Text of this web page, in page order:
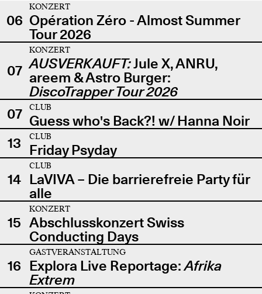
06
KONZERT
Opération Zéro - Almost Summer
Tour 2026
07
KONZERT
AUSVERKAUFT:Jule X, ANRU,
areem & Astro Burger:
DiscoTrapper Tour 2026
07
CLUB
Guess who's Back?! w/ Hanna Noir
13
CLUB
Friday Psyday
14
CLUB
LaVIVA – Die barrierefreie Party für
alle
15
KONZERT
Abschlusskonzert Swiss
Conducting Days
16
GASTVERANSTALTUNG
Explora Live Reportage:Afrika
Extrem